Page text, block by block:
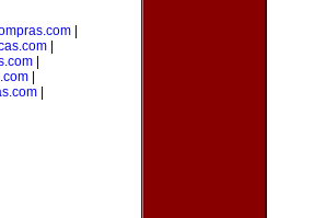
|
|
|